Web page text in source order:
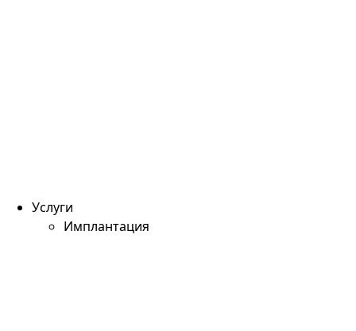
Услуги
Имплантация